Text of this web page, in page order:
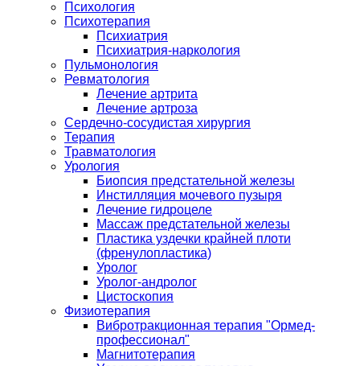
Психология
Психотерапия
Психиатрия
Психиатрия-наркология
Пульмонология
Ревматология
Лечение артрита
Лечение артроза
Сердечно-сосудистая хирургия
Терапия
Травматология
Урология
Биопсия предстательной железы
Инстилляция мочевого пузыря
Лечение гидроцеле
Массаж предстательной железы
Пластика уздечки крайней плоти
(френулопластика)
Уролог
Уролог-андролог
Цистоскопия
Физиотерапия
Вибротракционная терапия "Ормед-
профессионал"
Магнитотерапия